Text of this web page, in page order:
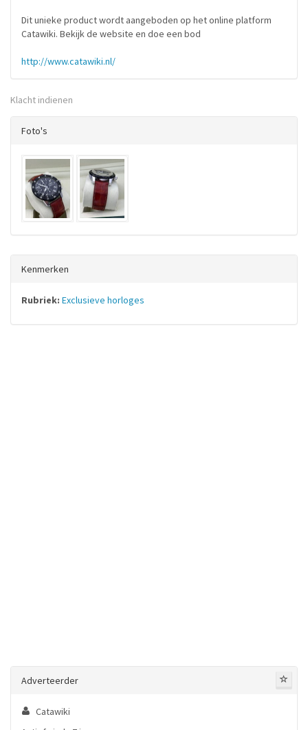
Dit unieke product wordt aangeboden op het online platform
Catawiki. Bekijk de website en doe een bod
http://www.catawiki.nl/
Klacht indienen
Foto's
Kenmerken
Rubriek: Exclusieve horloges
Adverteerder
Catawiki